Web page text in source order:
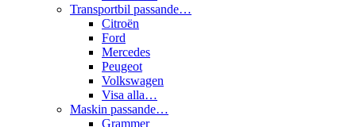
Transportbil passande…
Citroën
Ford
Mercedes
Peugeot
Volkswagen
Visa alla…
Maskin passande…
Grammer